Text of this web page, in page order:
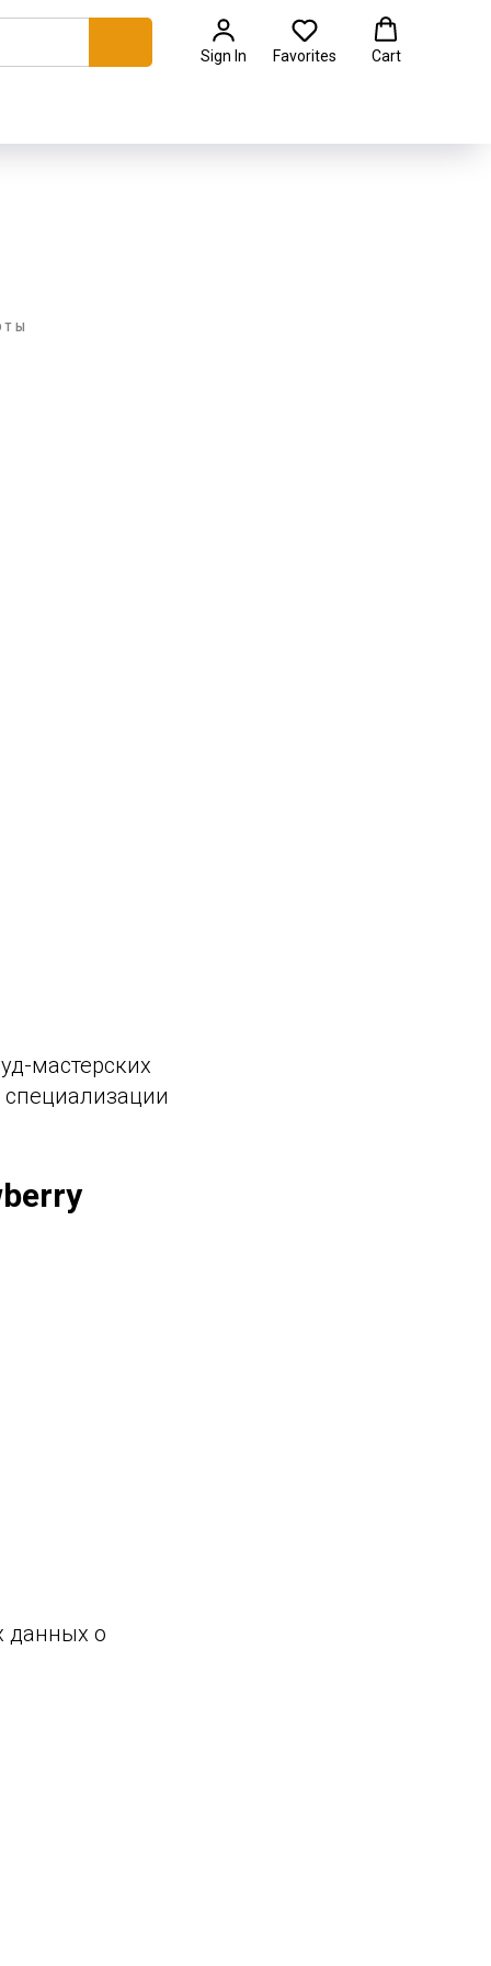
Sign In Favorites Cart
мастерских
специализации
данных о